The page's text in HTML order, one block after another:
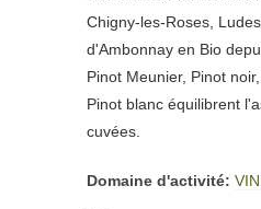
Chigny-les-Roses,
d'Ambonnay en Bio
Pinot Meunier, Pinot
Pinot blanc équilibrent
cuvées.
Domaine d'activité: